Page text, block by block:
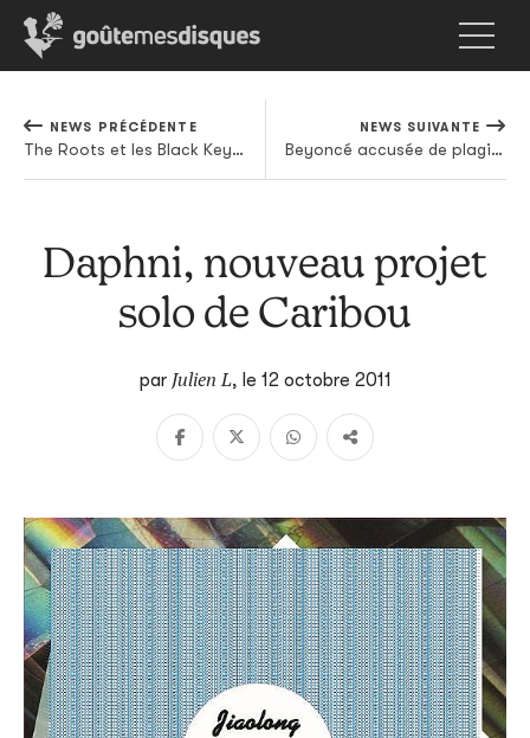
NEWS PRÉCÉDENTE
The Roots et les Black Keys partagent une date de sortie
NEWS SUIVANTE
Beyoncé accusée de plagiat pour son dernier clip
Daphni, nouveau projet
solo de Caribou
par Julien L, le 12 octobre 2011